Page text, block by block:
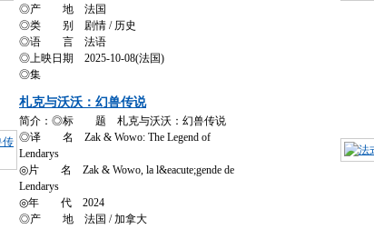
◎产 地 法国
◎类 别 剧情 / 历史
◎语 言 法语
◎上映日期 2025-10-08(法国)
◎集
札克与沃沃：幻兽传说
简介：◎标 题 札克与沃沃：幻兽传说
◎译 名 Zak & Wowo: The Legend of
Lendarys
◎片 名 Zak & Wowo, la l&eacute;gende de
Lendarys
◎年 代 2024
◎产 地 法国 / 加拿大